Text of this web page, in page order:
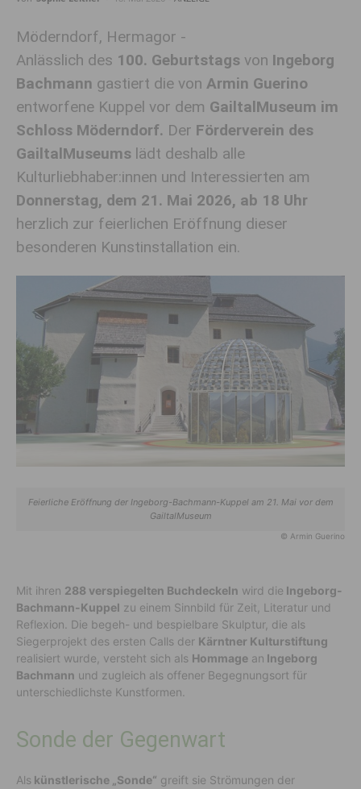
Möderndorf, Hermagor -
Anlässlich des 100. Geburtstags von Ingeborg
Bachmann gastiert die von Armin Guerino
entworfene Kuppel vor dem GailtalMuseum im
Schloss Möderndorf. Der Förderverein des
GailtalMuseums lädt deshalb alle
Kulturliebhaber:innen und Interessierten am
Donnerstag, dem 21. Mai 2026, ab 18 Uhr
herzlich zur feierlichen Eröffnung dieser
besonderen Kunstinstallation ein.
Feierliche Eröffnung der Ingeborg-Bachmann-Kuppel am 21. Mai vor dem
GailtalMuseum
© Armin Guerino
Mit ihren 288 verspiegelten Buchdeckeln wird die Ingeborg-
Bachmann-Kuppel zu einem Sinnbild für Zeit, Literatur und
Reflexion. Die begeh- und bespielbare Skulptur, die als
Siegerprojekt des ersten Calls der Kärntner Kulturstiftung
realisiert wurde, versteht sich als Hommage an Ingeborg
Bachmann und zugleich als offener Begegnungsort für
unterschiedlichste Kunstformen.
Sonde der Gegenwart
Als künstlerische „Sonde“ greift sie Strömungen der